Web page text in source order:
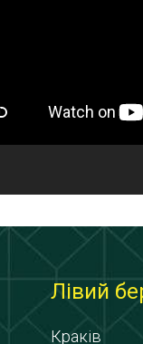
Лівий
Краків